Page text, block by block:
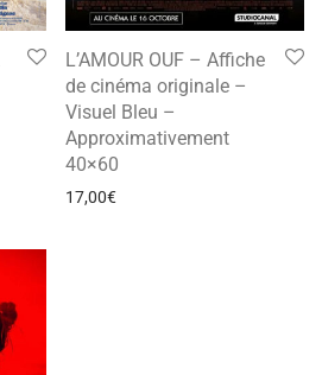
L’AMOUR OUF – Affiche
de cinéma originale –
Visuel Bleu –
Approximativement
40×60
17,00€